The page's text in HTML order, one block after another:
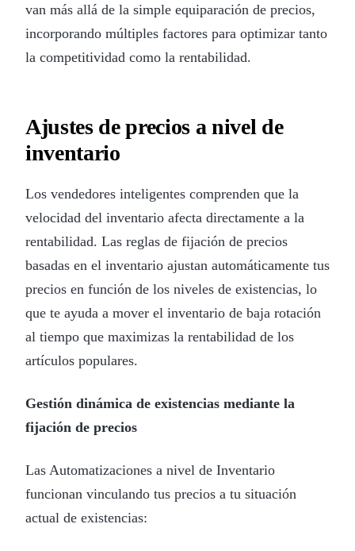
van más allá de la simple equiparación de precios,
incorporando múltiples factores para optimizar tanto
la competitividad como la rentabilidad.
Ajustes de precios a nivel de
inventario
Los vendedores inteligentes comprenden que la
velocidad del inventario afecta directamente a la
rentabilidad. Las reglas de fijación de precios
basadas en el inventario ajustan automáticamente tus
precios en función de los niveles de existencias, lo
que te ayuda a mover el inventario de baja rotación
al tiempo que maximizas la rentabilidad de los
artículos populares.
Gestión dinámica de existencias mediante la
fijación de precios
Las Automatizaciones a nivel de Inventario
funcionan vinculando tus precios a tu situación
actual de existencias: